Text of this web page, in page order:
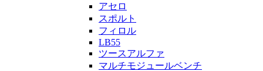
アセロ
スポルト
フィロル
LB55
ツースアルファ
マルチモジュールベンチ